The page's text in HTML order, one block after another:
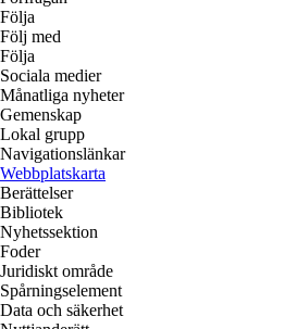
Följa
Följ med
Följa
Sociala medier
Månatliga nyheter
Gemenskap
Lokal grupp
Navigationslänkar
Webbplatskarta
Berättelser
Bibliotek
Nyhetssektion
Foder
Juridiskt område
Spårningselement
Data och säkerhet